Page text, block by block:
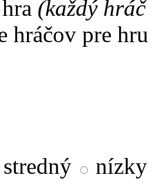
(každý
hráčov pre hru
stredný
nízky